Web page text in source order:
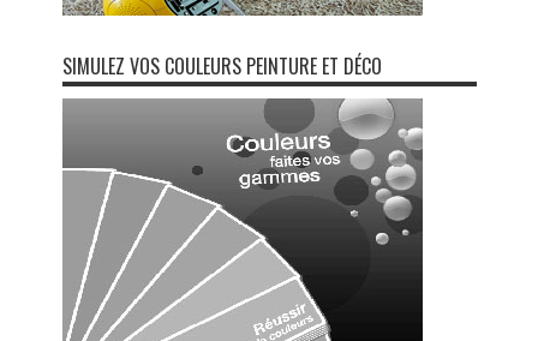
SIMULEZ VOS COULEURS PEINTURE ET DÉCO